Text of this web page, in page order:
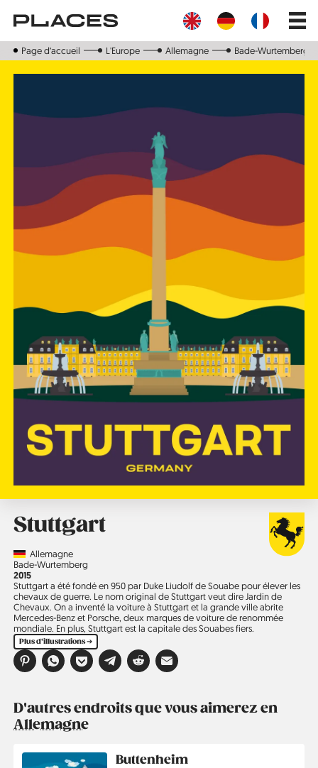
contenu
Main
Page d‘accueil L'Europe Allemagne Bade-Wurtemberg
Stuttgart
CountryAllemagne
Région
Bade-Wurtemberg
Année
2015
Stuttgart a été fondé en 950 par Duke Liudolf de Souabe pour élever les
chevaux de guerre. Le nom original de Stuttgart veut dire Jardin de
Chevaux. On a inventé la voiture à Stuttgart et la grande ville abrite
Mercedes-Benz et Porsche, deux marques de voiture de renommée
mondiale. En plus, Stuttgart est la capitale des Souabes fiers.
Plus d'illustrations ➔
D'autres endroits que vous aimerez en
Allemagne
Buttenheim